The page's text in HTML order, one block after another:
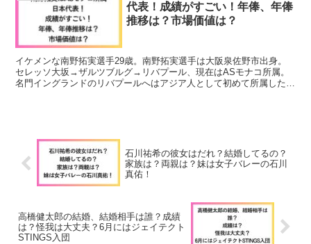
代表！成績がすごい！年俸、年俸
推移は？市場価値は？
イケメンな南野拓実選手29歳。南野拓実選手は大阪泉佐野市出身。
セレッソ大坂→ザルツブルグ→リバプール、現在はASモナコ所属。
名門イングランドのリバプールへはアジア人として初めて所属した経
石川祐希の彼女はだれ？結婚してるの？
家族は？両親は？妹は女子バレーの石川
真佑！
高橋健太郎の結婚、結婚相手は誰？成績
は？怪我は大丈夫？6月にはジェイテクト
STINGS入団